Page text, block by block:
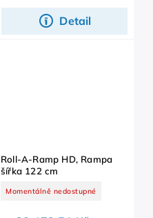
Detail
Roll-A-Ramp HD, Rampa
šířka 122 cm
Momentálně nedostupné